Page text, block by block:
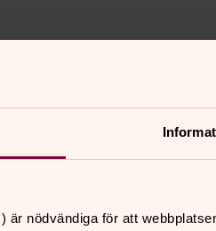
är nödvändiga för att
Honom
ideella medarbetare
bidrar med sina gåvor och
specifika gåvor du har och